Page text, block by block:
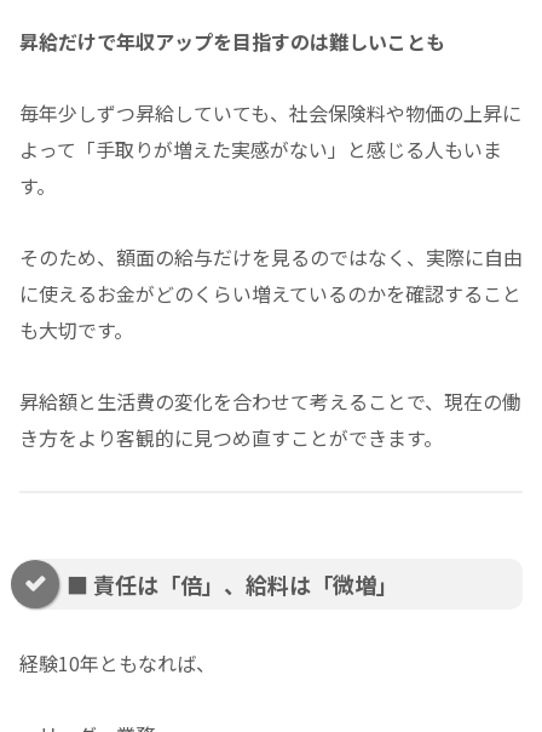
昇給だけで年収アップを目指すのは難しいことも
毎年少しずつ昇給していても、社会保険料や物価の上昇に
よって「手取りが増えた実感がない」と感じる人もいま
す。
そのため、額面の給与だけを見るのではなく、実際に自由
に使えるお金がどのくらい増えているのかを確認すること
も大切です。
昇給額と生活費の変化を合わせて考えることで、現在の働
き方をより客観的に見つめ直すことができます。
■ 責任は「倍」、給料は「微増」
経験10年ともなれば、